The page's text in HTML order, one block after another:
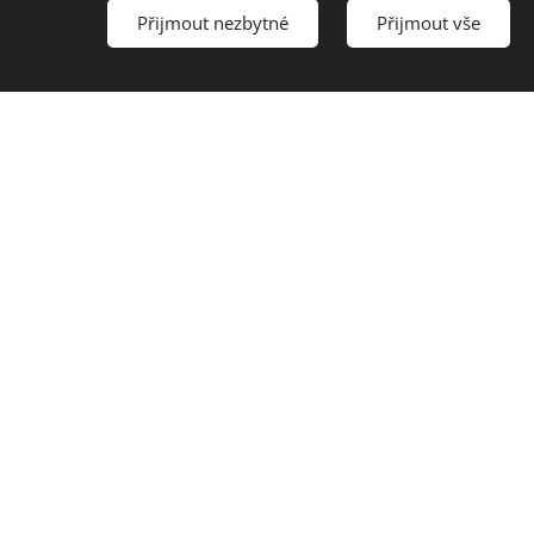
Přijmout nezbytné Přijmout vše